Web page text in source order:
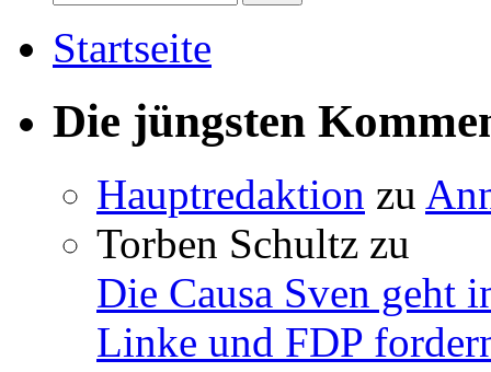
Startseite
Die jüngsten
Hauptredaktion zu
Torben Schultz zu
Die Causa Sven geht
Linke und FDP